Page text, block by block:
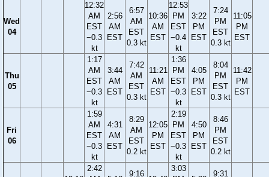
Wed
04
12:32
AM
EST
−0.3
kt
2:56
AM
EST
6:57
AM
EST
0.3 kt
10:36
AM
EST
12:53
PM
EST
−0.4
kt
3:22
PM
EST
7:24
PM
EST
0.3 kt
11:05
PM
EST
Thu
05
1:17
AM
EST
−0.3
kt
3:44
AM
EST
7:42
AM
EST
0.3 kt
11:21
AM
EST
1:36
PM
EST
−0.3
kt
4:05
PM
EST
8:04
PM
EST
0.3 kt
11:42
PM
EST
Fri
06
1:59
AM
EST
−0.3
kt
4:31
AM
EST
8:29
AM
EST
0.2 kt
12:05
PM
EST
2:19
PM
EST
−0.3
kt
4:50
PM
EST
8:46
PM
EST
0.2 kt
2:42
9:16
3:03
9:31